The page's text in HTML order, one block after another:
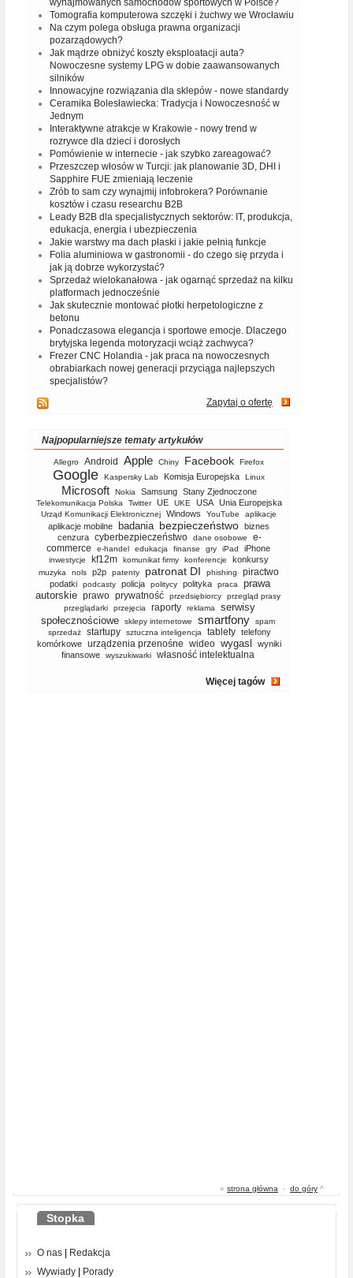
wynajmowanych samochodów sportowych w Polsce?
Tomografia komputerowa szczęki i żuchwy we Wrocławiu
Na czym polega obsługa prawna organizacji
pozarządowych?
Jak mądrze obniżyć koszty eksploatacji auta?
Nowoczesne systemy LPG w dobie zaawansowanych
silników
Innowacyjne rozwiązania dla sklepów - nowe standardy
Ceramika Bolesławiecka: Tradycja i Nowoczesność w
Jednym
Interaktywne atrakcje w Krakowie - nowy trend w
rozrywce dla dzieci i dorosłych
Pomówienie w internecie - jak szybko zareagować?
Przeszczep włosów w Turcji: jak planowanie 3D, DHI i
Sapphire FUE zmieniają leczenie
Zrób to sam czy wynajmij infobrokera? Porównanie
kosztów i czasu researchu B2B
Leady B2B dla specjalistycznych sektorów: IT, produkcja,
edukacja, energia i ubezpieczenia
Jakie warstwy ma dach płaski i jakie pełnią funkcje
Folia aluminiowa w gastronomii - do czego się przyda i
jak ją dobrze wykorzystać?
Sprzedaż wielokanałowa - jak ogarnąć sprzedaż na kilku
platformach jednocześnie
Jak skutecznie montować płotki herpetologiczne z
betonu
Ponadczasowa elegancja i sportowe emocje. Dlaczego
brytyjska legenda motoryzacji wciąż zachwyca?
Frezer CNC Holandia - jak praca na nowoczesnych
obrabiarkach nowej generacji przyciąga najlepszych
specjalistów?
Zapytaj o ofertę
Najpopularniejsze tematy artykułów
Allegro Android Apple Chiny Facebook Firefox
Google Kaspersky Lab Komisja Europejska Linux
Microsoft Nokia Samsung Stany Zjednoczone
Telekomunikacja Polska Twitter UE UKE USA Unia Europejska
Urząd Komunikacji Elektronicznej Windows YouTube aplikacje
aplikacje mobilne badania bezpieczeństwo biznes
cenzura cyberbezpieczeństwo dane osobowe
e-
commerce
e-handel edukacja finanse gry iPad iPhone
inwestycje kf12m komunikat firmy konferencje konkursy
muzyka nols p2p patenty patronat DI phishing piractwo
podatki podcasty policja politycy polityka praca
prawa
autorskie prawo prywatność przedsiębiorcy
przegląd prasy
przeglądarki
przejęcia raporty reklama
serwisy
społecznościowe
sklepy internetowe smartfony
spam
sprzedaż
startupy sztuczna inteligencja tablety telefony
komórkowe
urządzenia przenośne wideo wygasl
wyniki
finansowe
wyszukiwarki własność intelektualna
Więcej tagów
« strona główna - do góry ^
Stopka
O nas
Redakcja
Wywiady
Porady